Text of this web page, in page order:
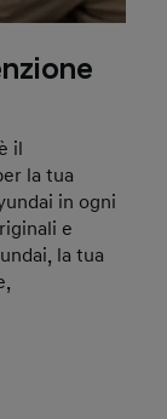
è il
la tua
in ogni
e
la tua